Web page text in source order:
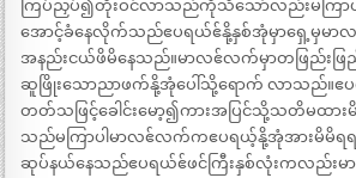
ကြပ်ညှပ်၍တိုးဝင်လာသည်ကိုသိသော်လည်းမကြာ
အောင့်ခံနေလိုက်သည်ဧပရယ်ဧ်နို့နှစ်အုံမှာရှေ့မှမာ
အနည်းငယ်ဖိမိနေသည်။မာလဧ်လက်မှာတဖြည်းဖြ
ဆူဖြိုးသောညာဖက်နို့အုံပေါ်သို့ရောက် လာသည်။ဧပ
တတ်သဖြင့်ခေါင်းမော့၍ကားအပြင်သို့သတိမထာ
သည်မကြာပါမာလဧ်လက်ကဧပရယ့်နို့အုံအားမိမိရရ
ဆုပ်နယ်နေသည်ဧပရယ်ဧ်ဖင်ကြီးနှစ်လုံးကလည်း